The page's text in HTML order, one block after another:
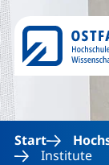
Start
Institute